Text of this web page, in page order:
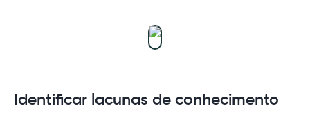
Identificar lacunas de conhecimento